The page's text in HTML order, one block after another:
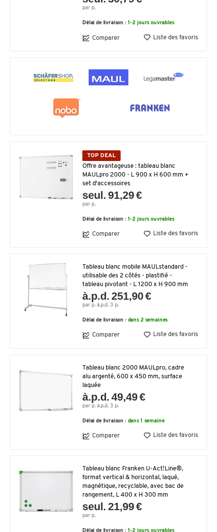
par p.
Délai de livraison : 1-2 jours ouvrables
Comparer Liste des favoris
TOP DEAL
Offre avantageuse : tableau blanc
MAULpro 2000 - L 900 x H 600 mm +
set d'accessoires
seul. 91,29 €
par p.
Délai de livraison : 1-2 jours ouvrables
Comparer Liste des favoris
Tableau blanc mobile MAULstandard -
utilisable des 2 côtés - plastifié -
tableau pivotant - L 1200 x H 900 mm
à.p.d. 251,90 €
par p. à.p.d. 3 p.
Délai de livraison : dans 2 semaines
Comparer Liste des favoris
Tableau blanc 2000 MAULpro, cadre
alu argenté, 600 x 450 mm, surface
laquée
à.p.d. 49,49 €
par p. à.p.d. 3 p.
Délai de livraison : dans 1 semaine
Comparer Liste des favoris
Tableau blanc Franken U-Act!Line®,
format vertical & horizontal, laqué,
magnétique, recyclable, avec bac de
rangement, L 400 x H 300 mm
seul. 21,99 €
par p.
Délai de livraison : 1-2 jours ouvrables